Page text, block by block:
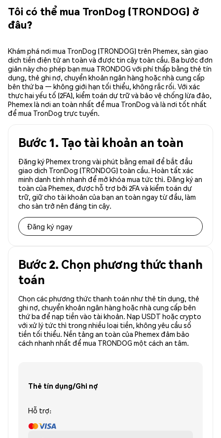
Tôi có thể mua TronDog (TRONDOG) ở
đâu?
Khám phá nơi mua TronDog (TRONDOG) trên Phemex, sàn giao
dịch tiền điện tử an toàn và được tin cậy toàn cầu. Ba bước đơn
giản này cho phép bạn mua TRONDOG với phí thấp bằng thẻ tín
dụng, thẻ ghi nợ, chuyển khoản ngân hàng hoặc nhà cung cấp
bên thứ ba — không giới hạn tối thiểu, không rắc rối. Với xác
thực hai yếu tố (2FA), kiểm toán dự trữ và bảo vệ chống lừa đảo,
Phemex là nơi an toàn nhất để mua TronDog và là nơi tốt nhất
để mua TronDog trực tuyến.
Bước 1. Tạo tài khoản an toàn
Đăng ký Phemex trong vài phút bằng email để bắt đầu
giao dịch TronDog (TRONDOG) toàn cầu. Hoàn tất xác
minh danh tính nhanh để mở khóa mua tức thì. Đăng ký an
toàn của Phemex, được hỗ trợ bởi 2FA và kiểm toán dự
trữ, giữ cho tài khoản của bạn an toàn ngay từ đầu, làm
cho sàn trở nên đáng tin cậy.
Đăng ký ngay
Bước 2. Chọn phương thức thanh
toán
Chọn các phương thức thanh toán như thẻ tín dụng, thẻ
ghi nợ, chuyển khoản ngân hàng hoặc nhà cung cấp bên
thứ ba để nạp tiền vào tài khoản. Nạp USDT hoặc crypto
với xử lý tức thì trong nhiều loại tiền, không yêu cầu số
tiền tối thiểu. Nền tảng an toàn của Phemex đảm bảo
cách nhanh nhất để mua TRONDOG một cách an tâm.
Thẻ tín dụng/Ghi nợ
Hỗ trợ: